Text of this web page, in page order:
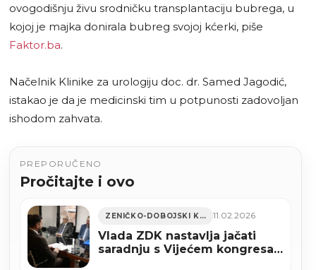
ovogodišnju živu srodničku transplantaciju bubrega, u
kojoj je majka donirala bubreg svojoj kćerki, piše
Faktor.ba.
Načelnik Klinike za urologiju doc. dr. Samed Jagodić,
istakao je da je medicinski tim u potpunosti zadovoljan
ishodom zahvata.
PREPORUČENO
Pročitajte i ovo
ZENIČKO-DOBOJSKI KANTON 11.02.2026
Vlada ZDK nastavlja jačati
saradnju s Vijećem kongresa